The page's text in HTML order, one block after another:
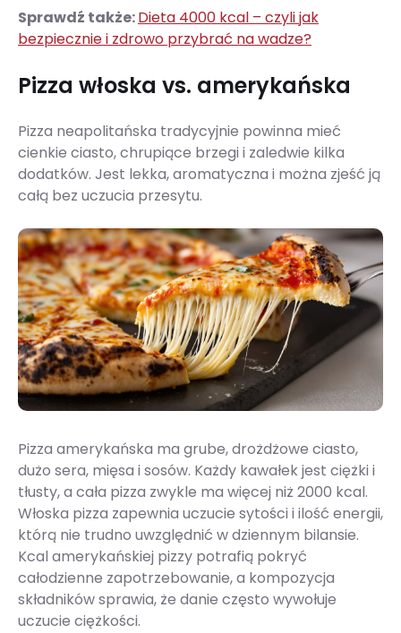
Sprawdź także:Dieta 4000 kcal – czyli jak
bezpiecznie i zdrowo przybrać na wadze?
Pizza włoska vs. amerykańska
Pizza neapolitańska tradycyjnie powinna mieć
cienkie ciasto, chrupiące brzegi i zaledwie kilka
dodatków. Jest lekka, aromatyczna i można zjeść ją
całą bez uczucia przesytu.
Pizza amerykańska ma grube, drożdżowe ciasto,
dużo sera, mięsa i sosów. Każdy kawałek jest ciężki i
tłusty, a cała pizza zwykle ma więcej niż 2000 kcal.
Włoska pizza zapewnia uczucie sytości i ilość energii,
którą nie trudno uwzględnić w dziennym bilansie.
Kcal amerykańskiej pizzy potrafią pokryć
całodzienne zapotrzebowanie, a kompozycja
składników sprawia, że danie często wywołuje
uczucie ciężkości.